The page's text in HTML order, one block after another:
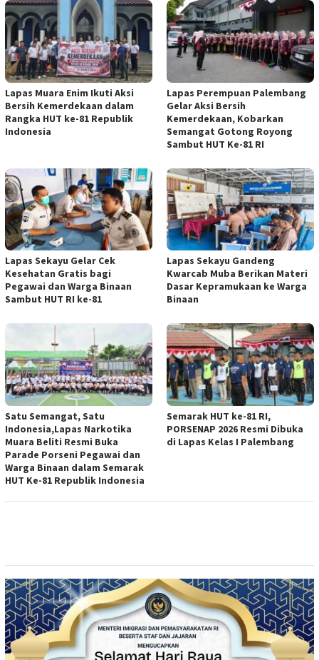
Lapas Muara Enim Ikuti Aksi
Bersih Kemerdekaan dalam
Rangka HUT ke-81 Republik
Indonesia
Lapas Perempuan Palembang
Gelar Aksi Bersih
Kemerdekaan, Kobarkan
Semangat Gotong Royong
Sambut HUT Ke-81 RI
Lapas Sekayu Gelar Cek
Kesehatan Gratis bagi
Pegawai dan Warga Binaan
Sambut HUT RI ke-81
Lapas Sekayu Gandeng
Kwarcab Muba Berikan Materi
Dasar Kepramukaan ke Warga
Binaan
Satu Semangat, Satu
Indonesia,Lapas Narkotika
Muara Beliti Resmi Buka
Parade Porseni Pegawai dan
Warga Binaan dalam Semarak
HUT Ke-81 Republik Indonesia
Semarak HUT ke-81 RI,
PORSENAP 2026 Resmi Dibuka
di Lapas Kelas I Palembang